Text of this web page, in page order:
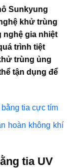
Sunkyung
khử trùng
nghệ gia nhiệt
trình tiệt
trùng ủng
tận dụng để
tia cực tím
hoàn không khí
tia UV